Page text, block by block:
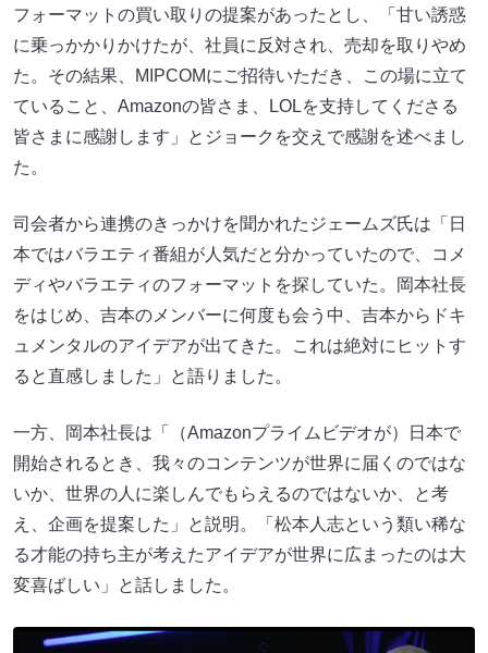
フォーマットの買い取りの提案があったとし、「甘い誘惑
に乗っかかりかけたが、社員に反対され、売却を取りやめ
た。その結果、MIPCOMにご招待いただき、この場に立て
ていること、Amazonの皆さま、LOLを支持してくださる
皆さまに感謝します」とジョークを交えで感謝を述べまし
た。
司会者から連携のきっかけを聞かれたジェームズ氏は「日
本ではバラエティ番組が人気だと分かっていたので、コメ
ディやバラエティのフォーマットを探していた。岡本社長
をはじめ、吉本のメンバーに何度も会う中、吉本からドキ
ュメンタルのアイデアが出てきた。これは絶対にヒットす
ると直感しました」と語りました。
一方、岡本社長は「（Amazonプライムビデオが）日本で
開始されるとき、我々のコンテンツが世界に届くのではな
いか、世界の人に楽しんでもらえるのではないか、と考
え、企画を提案した」と説明。「松本人志という類い稀な
る才能の持ち主が考えたアイデアが世界に広まったのは大
変喜ばしい」と話しました。